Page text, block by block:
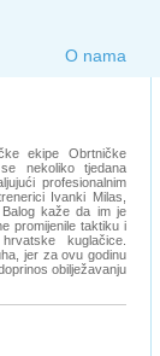
O nama
ekipe Obrtničke
nekoliko tjedana
profesionalnim
Ivanki Milas,
Balog kaže da im je
promijenile taktiku i
kuglačice.
jer za ovu godinu
obilježavanju